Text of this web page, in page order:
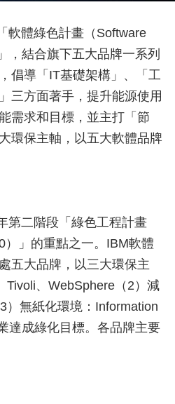
軟體綠色計畫（Software
，結合旗下五大品牌一系列
倡導「IT基礎架構」、「工
三方面著手，提升能源使用
需求和目標，並主打「節
環保主軸，以五大軟體品牌
第二階段「綠色工程計畫
）」的重點之一。IBM軟體
五大品牌，以三大環保主
Tivoli、WebSphere（2）減
）無紙化環境：Information
達成綠化目標。各品牌主要